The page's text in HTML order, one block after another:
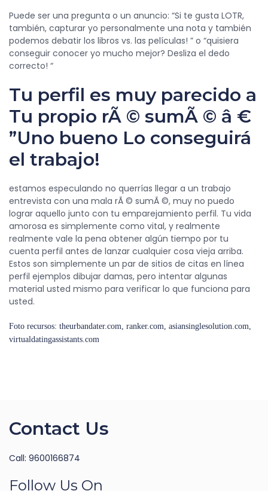
Puede ser una pregunta o un anuncio: “Si te gusta LOTR,
también, capturar yo personalmente una nota y también
podemos debatir los libros vs. las películas! ” o “quisiera
conseguir conocer yo mucho mejor? Desliza el dedo
correcto! “
Tu perfil es muy parecido a
Tu propio rÃ © sumÃ © â €
”Uno bueno Lo conseguirá
el trabajo!
estamos especulando no querrías llegar a un trabajo
entrevista con una mala rÃ © sumÃ ©, muy no puedo
lograr aquello junto con tu emparejamiento perfil. Tu vida
amorosa es simplemente como vital, y realmente
realmente vale la pena obtener algún tiempo por tu
cuenta perfil antes de lanzar cualquier cosa vieja arriba.
Estos son simplemente un par de sitios de citas en línea
perfil ejemplos dibujar damas, pero intentar algunas
material usted mismo para verificar lo que funciona para
usted.
Foto recursos: theurbandater.com, ranker.com, asiansinglesolution.com,
virtualdatingassistants.com
Contact Us
Call: 9600166874
Follow Us On